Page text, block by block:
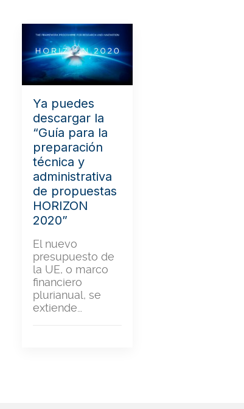
Ya puedes
descargar la
“Guía para la
preparación
técnica y
administrativa
de propuestas
HORIZON
2020”
El nuevo
presupuesto de
la UE, o marco
financiero
plurianual, se
extiende…